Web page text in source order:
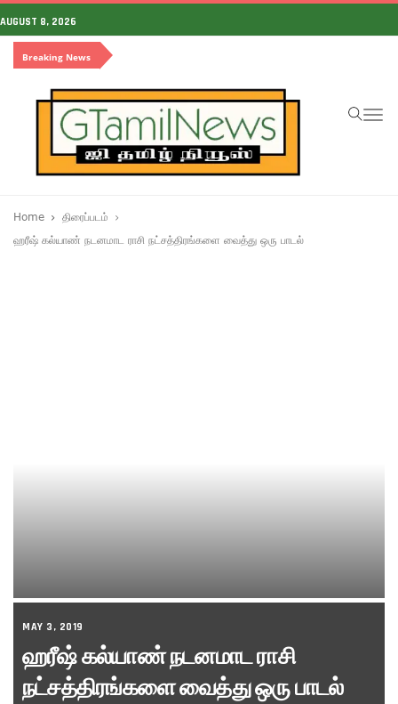
AUGUST 8, 2026
Breaking News
Home
திரைப்படம்
ஹரீஷ் கல்யாண் நடனமாட ராசி நட்சத்திரங்களை வைத்து ஒரு பாடல்
MAY 3, 2019
ஹரீஷ் கல்யாண் நடனமாட ராசி
நட்சத்திரங்களை வைத்து ஒரு பாடல்